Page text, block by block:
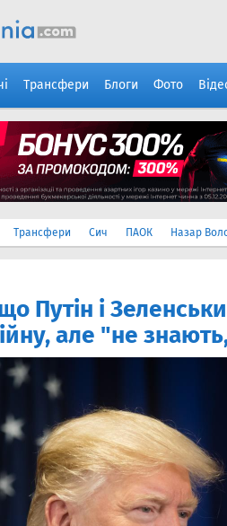
Трансфери Блоги Фото
Трансфери Сич ПАОК Назар
Путін і
але "не